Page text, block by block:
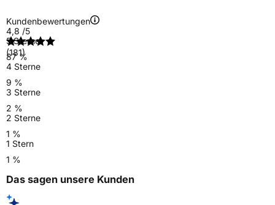
Kundenbewertungen
4,8 /5
(181)
5 Sterne
87 %
4 Sterne
9 %
3 Sterne
2 %
2 Sterne
1 %
1 Stern
1 %
Das sagen unsere Kunden